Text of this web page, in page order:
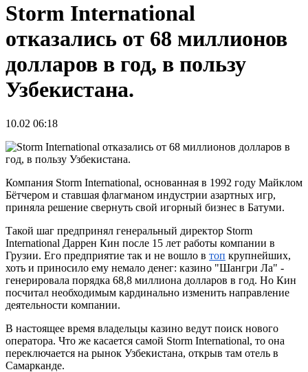
Storm International
отказались от 68 миллионов
долларов в год, в пользу
Узбекистана.
10.02 06:18
Компания Storm International, основанная в 1992 году Майклом
Бётчером и ставшая флагманом индустрии азартных игр,
приняла решение свернуть свой игорный бизнес в Батуми.
Такой шаг предпринял генеральный директор Storm
International Даррен Кин после 15 лет работы компании в
Грузии. Его предприятие так и не вошло в топ крупнейших,
хоть и приносило ему немало денег: казино "Шангри Ла" -
генерировала порядка 68,8 миллиона долларов в год. Но Кин
посчитал необходимым кардинально изменить направление
деятельности компании.
В настоящее время владельцы казино ведут поиск нового
оператора. Что же касается самой Storm International, то она
переключается на рынок Узбекистана, открыв там отель в
Самарканде.